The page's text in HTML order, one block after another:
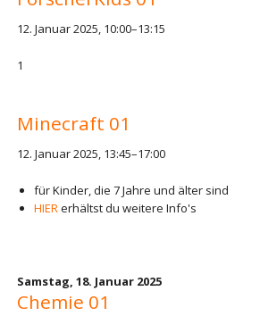
12. Januar 2025, 10:00–13:15
1
Minecraft 01
12. Januar 2025, 13:45–17:00
für Kinder, die 7 Jahre und älter sind
HIERerhältst du weitere Info's
Samstag, 18. Januar 2025
Chemie 01